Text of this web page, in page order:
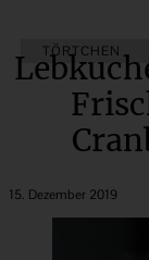
TÖRTCHEN
15. Dezember 2019